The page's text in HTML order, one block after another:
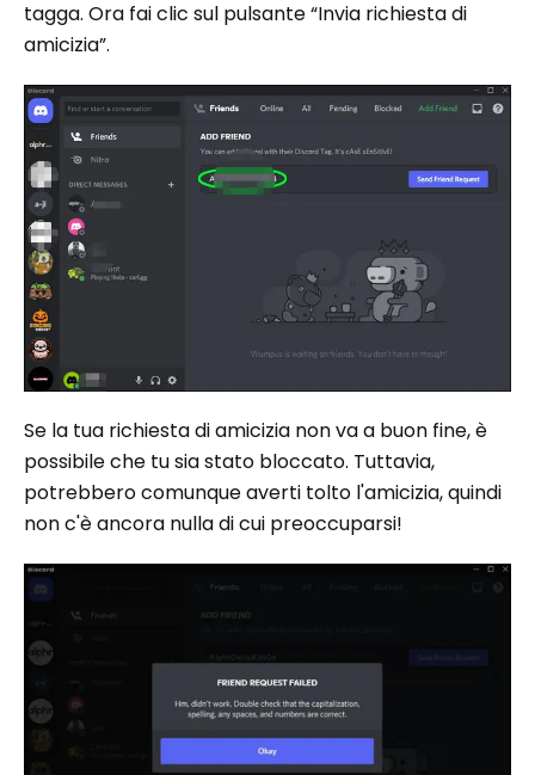
tagga. Ora fai clic sul pulsante “Invia richiesta di
amicizia”.
Se la tua richiesta di amicizia non va a buon fine, è
possibile che tu sia stato bloccato. Tuttavia,
potrebbero comunque averti tolto l'amicizia, quindi
non c'è ancora nulla di cui preoccuparsi!